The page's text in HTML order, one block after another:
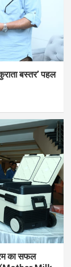
बस्तर’ पहल
का सफल